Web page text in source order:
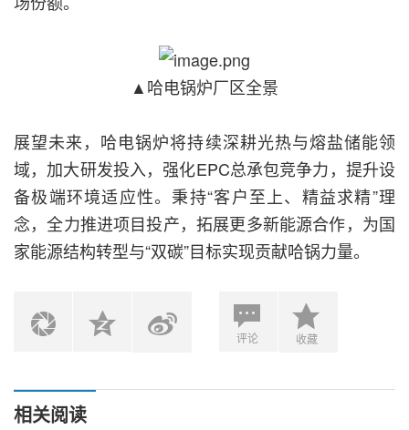
▲哈电锅炉厂区全景
展望未来，哈电锅炉将持续深耕光热与熔盐储能领
域，加大研发投入，强化EPC总承包竞争力，提升设
备极端环境适应性。秉持“客户至上、精益求精”理
念，全力推进项目投产，拓展更多新能源合作，为国
家能源结构转型与“双碳”目标实现贡献哈锅力量。
评论 收藏
相关阅读